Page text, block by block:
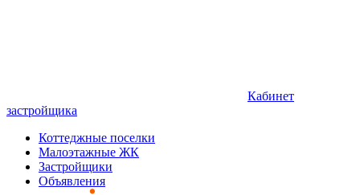
Кабинет
застройщика
Коттеджные поселки
Малоэтажные ЖК
Застройщики
Объявления